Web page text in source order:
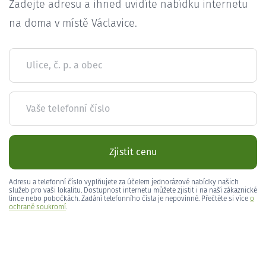
Zadejte adresu a ihned uvidíte nabídku internetu
na doma v místě Václavice.
Ulice, č. p. a obec
Vaše telefonní číslo
Zjistit cenu
Adresu a telefonní číslo vyplňujete za účelem jednorázové nabídky našich
služeb pro vaši lokalitu. Dostupnost internetu můžete zjistit i na naší zákaznické
lince nebo pobočkách. Zadání telefonního čísla je nepovinné. Přečtěte si více o
ochraně soukromí.